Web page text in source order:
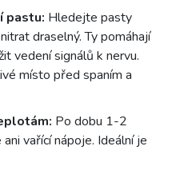
pastu: Hledejte pasty
draselný. Ty pomáhají
vedení signálů k nervu.
místo před spaním a
Po dobu 1-2
vařící nápoje. Ideální je